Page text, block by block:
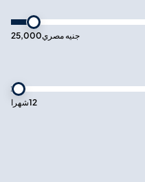
25,000جنيه مصري
12شهرا